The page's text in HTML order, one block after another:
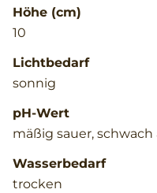
Höhe (cm)
10
Lichtbedarf
sonnig
pH-Wert
mäßig sauer, schwach
Wasserbedarf
trocken